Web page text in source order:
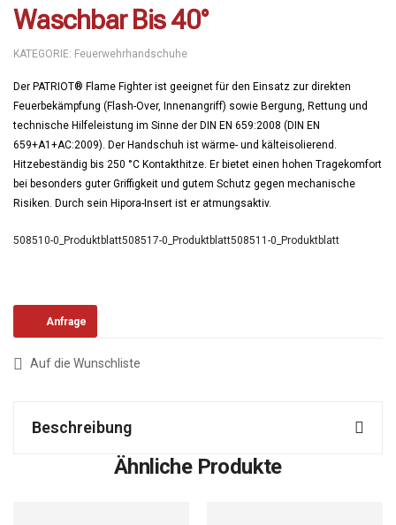
Waschbar Bis 40°
KATEGORIE: Feuerwehrhandschuhe
Der PATRIOT® Flame Fighter ist geeignet für den Einsatz zur direkten
Feuerbekämpfung (Flash-Over, Innenangriff) sowie Bergung, Rettung und
technische Hilfeleistung im Sinne der DIN EN 659:2008 (DIN EN
659+A1+AC:2009). Der Handschuh ist wärme- und kälteisolierend.
Hitzebeständig bis 250 °C Kontakthitze. Er bietet einen hohen Tragekomfort
bei besonders guter Griffigkeit und gutem Schutz gegen mechanische
Risiken. Durch sein Hipora-Insert ist er atmungsaktiv.
508510-0_Produktblatt508517-0_Produktblatt508511-0_Produktblatt
Anfrage
Auf die Wunschliste
Beschreibung
Ähnliche Produkte